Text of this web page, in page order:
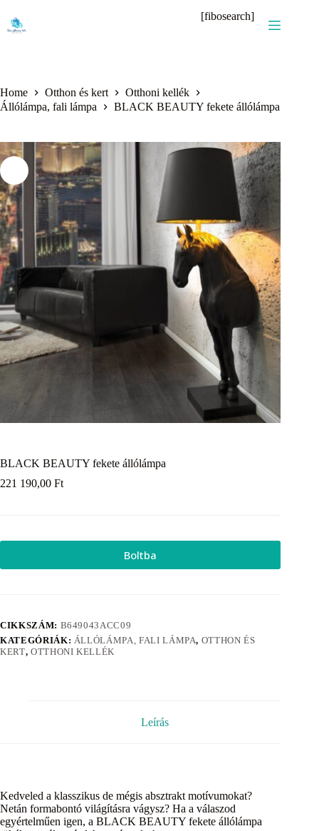
content
[fibosearch]
Home Otthon és kert
Otthoni kellék
Állólámpa, fali lámpa
BLACK BEAUTY fekete állólámpa
BLACK BEAUTY fekete állólámpa
221 190,00 Ft
Boltba
CIKKSZÁM: B649043ACC09
KATEGÓRIÁK: ÁLLÓLÁMPA, FALI LÁMPA, OTTHON ÉS
KERT, OTTHONI KELLÉK
Leírás
Kedveled a klasszikus de mégis absztrakt motívumokat?
Netán formabontó világításra vágysz? Ha a válaszod
egyértelműen igen, a BLACK BEAUTY fekete állólámpa